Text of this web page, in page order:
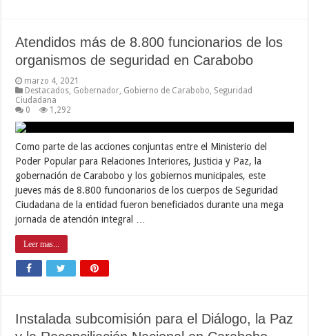
Atendidos más de 8.800 funcionarios de los
organismos de seguridad en Carabobo
marzo 4, 2021
Destacados Gobernador Gobierno de Carabobo Seguridad
Ciudadana
0
1,292
Como parte de las acciones conjuntas entre el Ministerio del
Poder Popular para Relaciones Interiores, Justicia y Paz, la
gobernación de Carabobo y los gobiernos municipales, este
jueves más de 8.800 funcionarios de los cuerpos de Seguridad
Ciudadana de la entidad fueron beneficiados durante una mega
jornada de atención integral …
Leer mas...
Instalada subcomisión para el Diálogo, la Paz